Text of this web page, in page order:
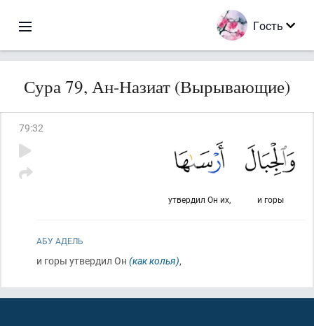
Гость
Сура 79, Ан-Назиат (Вырывающие)
79:32
и горы
утвердил Он их,
АБУ АДЕЛЬ
и горы утвердил Он (как колья),